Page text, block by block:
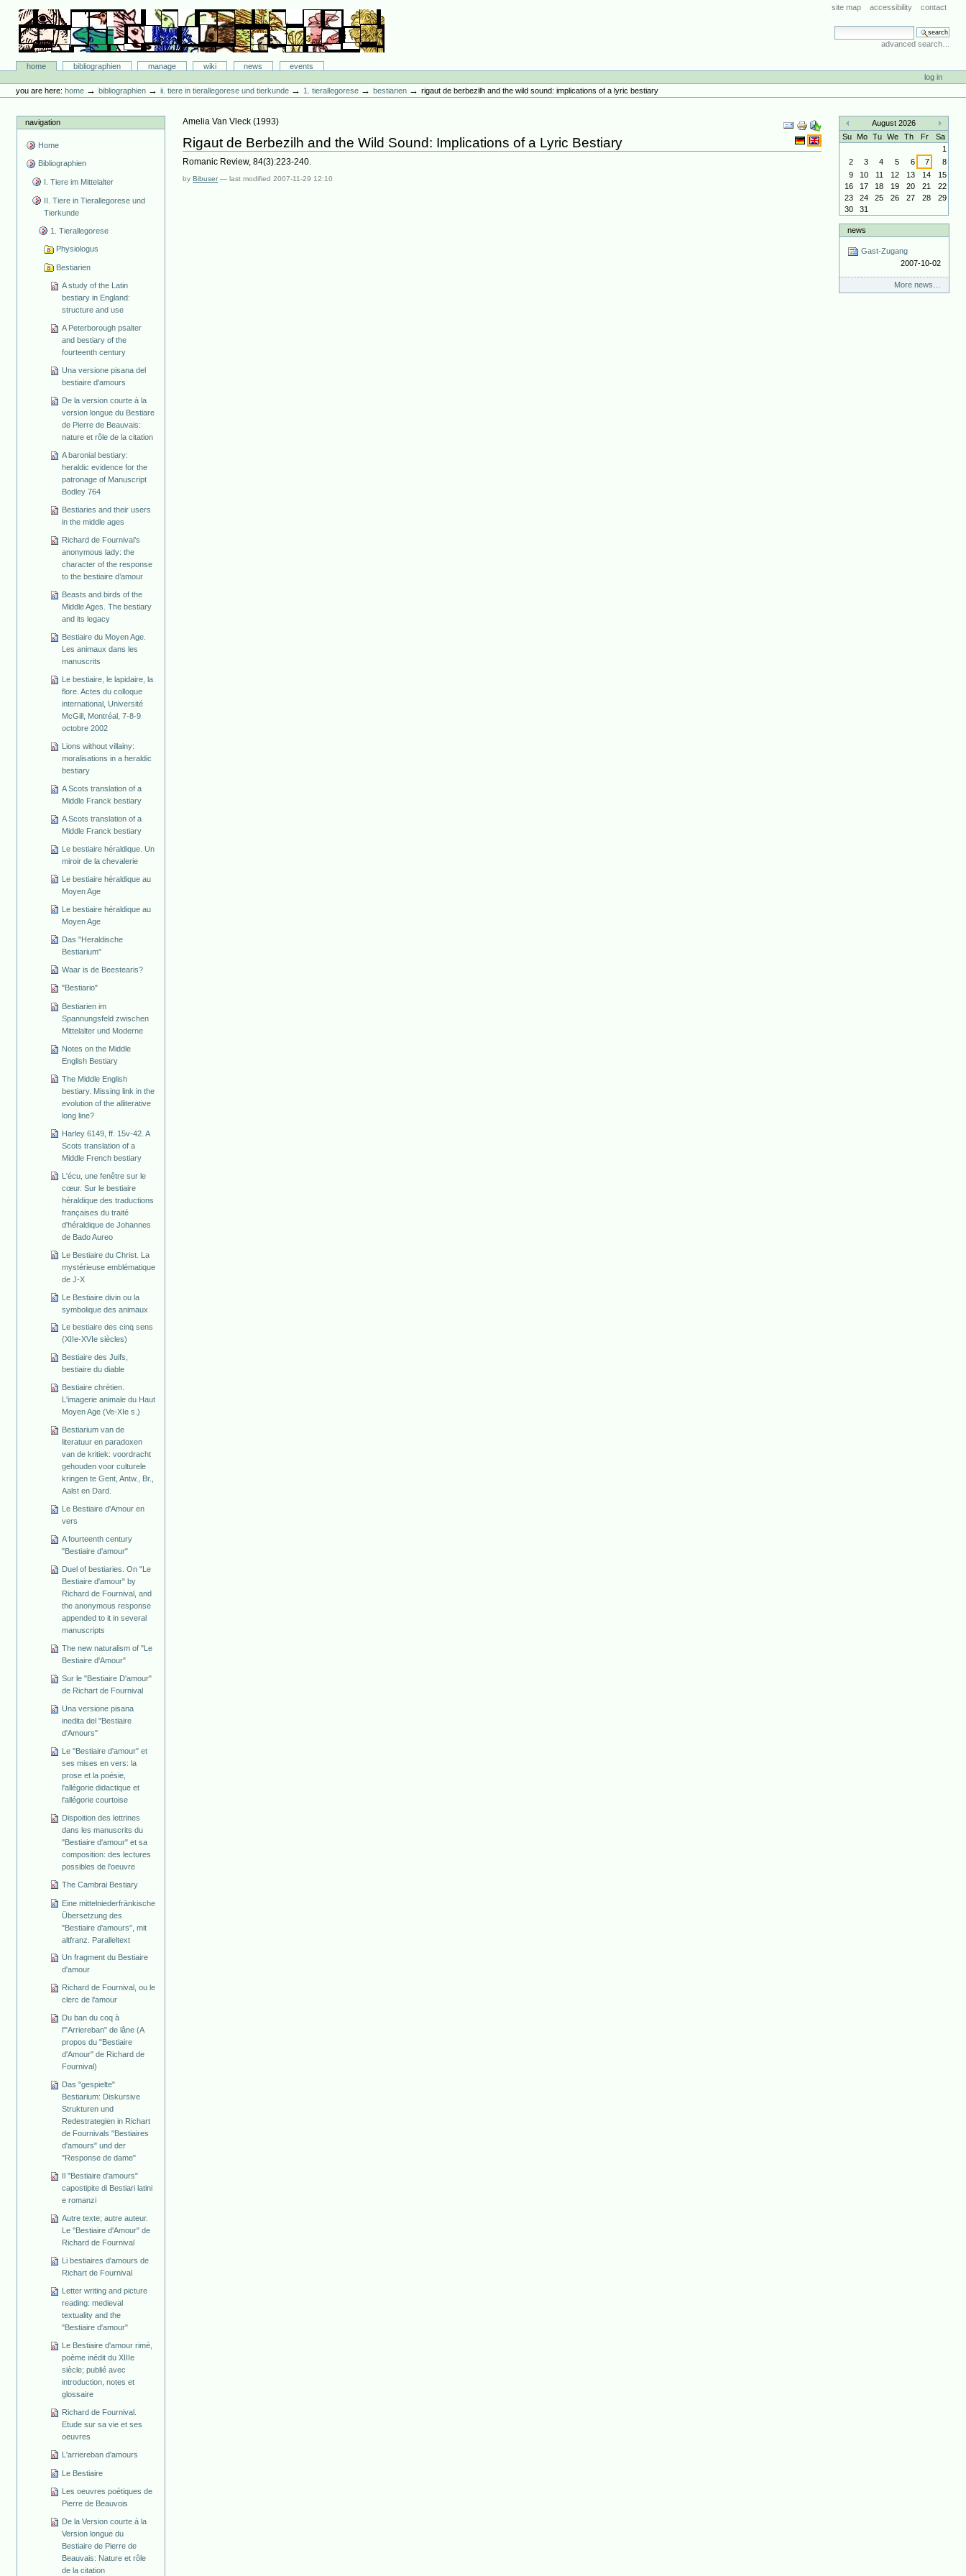
content.
navigation
site map accessibility contact
search site
advanced search…
Bibliographie-Portal
Sectionshome bibliographien manage wiki news
events
tools
log in
you are here: home →bibliographien →ii. tiere in tierallegorese und tierkunde →1. tierallegorese →bestiarien →rigaut de berbezilh and the wild sound: implications of a lyric bestiary
navigation
Home
Bibliographien
I. Tiere im Mittelalter
II. Tiere in Tierallegorese und
Tierkunde
1. Tierallegorese
Physiologus
Bestiarien
A study of the Latin
bestiary in England:
structure and use
A Peterborough psalter
and bestiary of the
fourteenth century
Una versione pisana del
bestiaire d'amours
De la version courte à la
version longue du Bestiare
de Pierre de Beauvais:
nature et rôle de la citation
A baronial bestiary:
heraldic evidence for the
patronage of Manuscript
Bodley 764
Bestiaries and their users
in the middle ages
Richard de Fournival’s
anonymous lady: the
character of the response
to the bestiaire d’amour
Beasts and birds of the
Middle Ages. The bestiary
and its legacy
Bestiaire du Moyen Age.
Les animaux dans les
manuscrits
Le bestiaire, le lapidaire, la
flore. Actes du colloque
international, Université
McGill, Montréal, 7-8-9
octobre 2002
Lions without villainy:
moralisations in a heraldic
bestiary
A Scots translation of a
Middle Franck bestiary
A Scots translation of a
Middle Franck bestiary
Le bestiaire héraldique. Un
miroir de la chevalerie
Le bestiaire héraldique au
Moyen Age
Le bestiaire héraldique au
Moyen Age
Das "Heraldische
Bestiarium"
Waar is de Beestearis?
"Bestiario"
Bestiarien im
Spannungsfeld zwischen
Mittelalter und Moderne
Notes on the Middle
English Bestiary
The Middle English
bestiary. Missing link in the
evolution of the alliterative
long line?
Harley 6149, ff. 15v-42. A
Scots translation of a
Middle French bestiary
L'écu, une fenêtre sur le
cœur. Sur le bestiaire
héraldique des traductions
françaises du traité
d'héraldique de Johannes
de Bado Aureo
Le Bestiaire du Christ. La
mystérieuse emblématique
de J-X
Le Bestiaire divin ou la
symbolique des animaux
Le bestiaire des cinq sens
(XIIe-XVIe siècles)
Bestiaire des Juifs,
bestiaire du diable
Bestiaire chrétien.
L'imagerie animale du Haut
Moyen Age (Ve-XIe s.)
Bestiarium van de
literatuur en paradoxen
van de kritiek: voordracht
gehouden voor culturele
kringen te Gent, Antw., Br.,
Aalst en Dard.
Le Bestiaire d'Amour en
vers
A fourteenth century
"Bestiaire d'amour"
Duel of bestiaries. On "Le
Bestiaire d'amour" by
Richard de Fournival, and
the anonymous response
appended to it in several
manuscripts
The new naturalism of "Le
Bestiaire d'Amour"
Sur le "Bestiaire D'amour"
de Richart de Fournival
Una versione pisana
inedita del "Bestiaire
d'Amours"
Le "Bestiaire d'amour" et
ses mises en vers: la
prose et la poésie,
l'allégorie didactique et
l'allégorie courtoise
Dispoition des lettrines
dans les manuscrits du
"Bestiaire d'amour" et sa
composition: des lectures
possibles de l'oeuvre
The Cambrai Bestiary
Eine mittelniederfränkische
Übersetzung des
"Bestiaire d'amours", mit
altfranz. Paralleltext
Un fragment du Bestiaire
d'amour
Richard de Fournival, ou le
clerc de l'amour
Du ban du coq à
l'"Arriereban" de lâne (A
propos du "Bestiaire
d'Amour" de Richard de
Fournival)
Das "gespielte"
Bestiarium: Diskursive
Strukturen und
Redestrategien in Richart
de Fournivals "Bestiaires
d'amours" und der
"Response de dame"
Il "Bestiaire d'amours"
capostipite di Bestiari latini
e romanzi
Autre texte; autre auteur.
Le "Bestiaire d'Amour" de
Richard de Fournival
Li bestiaires d'amours de
Richart de Fournival
Letter writing and picture
reading: medieval
textuality and the
"Bestiaire d'amour"
Le Bestiaire d'amour rimé,
poème inédit du XIIIe
siècle; publié avec
introduction, notes et
glossaire
Richard de Fournival.
Etude sur sa vie et ses
oeuvres
L'arriereban d'amours
Le Bestiaire
Les oeuvres poétiques de
Pierre de Beauvois
De la Version courte à la
Version longue du
Bestiaire de Pierre de
Beauvais: Nature et rôle
de la citation
Document
Actions
Amelia Van Vleck (1993)
Rigaut de Berbezilh and the Wild Sound: Implications of a Lyric Bestiary
Romanic Review, 84(3):223-240.
byBibuser —last modified2007-11-29 12:10
«
August 2026
»
Su Mo Tu We Th Fr
Sa
1
2
3 4 5 6 7
8
9
10 11 12 13 14
15
16
17 18 19 20 21
22
23
24 25 26 27 28
29
30
31
news
Gast-Zugang
2007-10-02
More news…